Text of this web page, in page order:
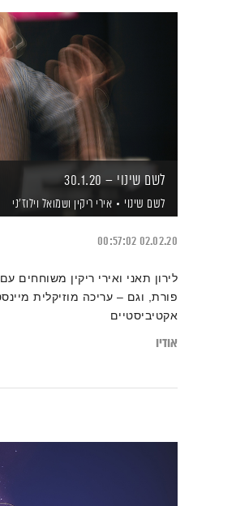
לשם שינוי – 30.1.20
לשם שינוי אירי ריקין ושמואל וילוז'ני
02.02.20
00:57:02
לירון תאני ואירי ריקין משוחחים
פורת, וגם – עריכה מוזיקלית
אקטיביסטיים
אודיו